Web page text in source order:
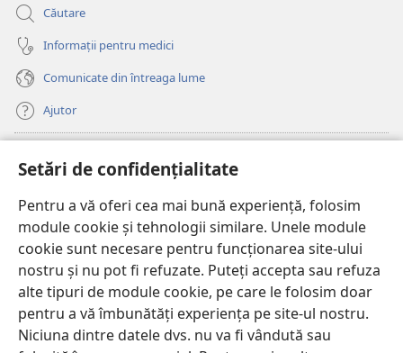
Setări de confidențialitate
Pentru a vă oferi cea mai bună experiență, folosim
module cookie și tehnologii similare. Unele module
cookie sunt necesare pentru funcționarea site-ului
nostru și nu pot fi refuzate. Puteți accepta sau refuza
alte tipuri de module cookie, pe care le folosim doar
pentru a vă îmbunătăți experiența pe site-ul nostru.
Niciuna dintre datele dvs. nu va fi vândută sau
Căutare
Informații pentru medici
Comunicate din întreaga lume
Ajutor
(se
deschide
o
fereastră
nouă)
Watchtower – BIBLIOTECĂ ONLINE™
(se
deschide
o
fereastră
JW Hub ®
(se
deschide
o
fereastră
nouă)
JW Library®
Watchtower Library